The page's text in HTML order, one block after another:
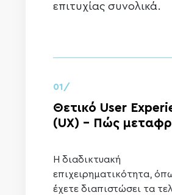
επιτυχίας συνολικά.
01/
Θετικό User
(UX) – Πώς
Η διαδικτυακή
επιχειρηματικότητα,
έχετε διαπιστώσει τα